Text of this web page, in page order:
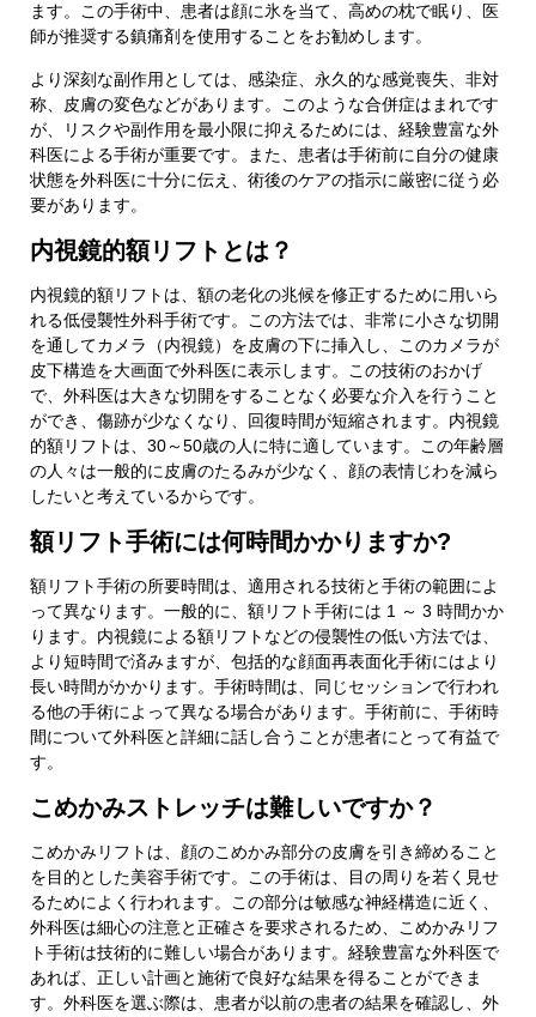
ます。この手術中、患者は顔に氷を当て、高めの枕で眠り、医
師が推奨する鎮痛剤を使用することをお勧めします。
より深刻な副作用としては、感染症、永久的な感覚喪失、非対
称、皮膚の変色などがあります。このような合併症はまれです
が、リスクや副作用を最小限に抑えるためには、経験豊富な外
科医による手術が重要です。また、患者は手術前に自分の健康
状態を外科医に十分に伝え、術後のケアの指示に厳密に従う必
要があります。
内視鏡的額リフトとは？
内視鏡的額リフトは、額の老化の兆候を修正するために用いら
れる低侵襲性外科手術です。この方法では、非常に小さな切開
を通してカメラ（内視鏡）を皮膚の下に挿入し、このカメラが
皮下構造を大画面で外科医に表示します。この技術のおかげ
で、外科医は大きな切開をすることなく必要な介入を行うこと
ができ、傷跡が少なくなり、回復時間が短縮されます。内視鏡
的額リフトは、30～50歳の人に特に適しています。この年齢層
の人々は一般的に皮膚のたるみが少なく、顔の表情じわを減ら
したいと考えているからです。
額リフト手術には何時間かかりますか?
額リフト手術の所要時間は、適用される技術と手術の範囲によ
って異なります。一般的に、額リフト手術には 1 ～ 3 時間かか
ります。内視鏡による額リフトなどの侵襲性の低い方法では、
より短時間で済みますが、包括的な顔面再表面化手術にはより
長い時間がかかります。手術時間は、同じセッションで行われ
る他の手術によって異なる場合があります。手術前に、手術時
間について外科医と詳細に話し合うことが患者にとって有益で
す。
こめかみストレッチは難しいですか？
こめかみリフトは、顔のこめかみ部分の皮膚を引き締めること
を目的とした美容手術です。この手術は、目の周りを若く見せ
るためによく行われます。この部分は敏感な神経構造に近く、
外科医は細心の注意と正確さを要求されるため、こめかみリフ
ト手術は技術的に難しい場合があります。経験豊富な外科医で
あれば、正しい計画と施術で良好な結果を得ることができま
す。外科医を選ぶ際は、患者が以前の患者の結果を確認し、外
メールアドレス
件名
メッセージ